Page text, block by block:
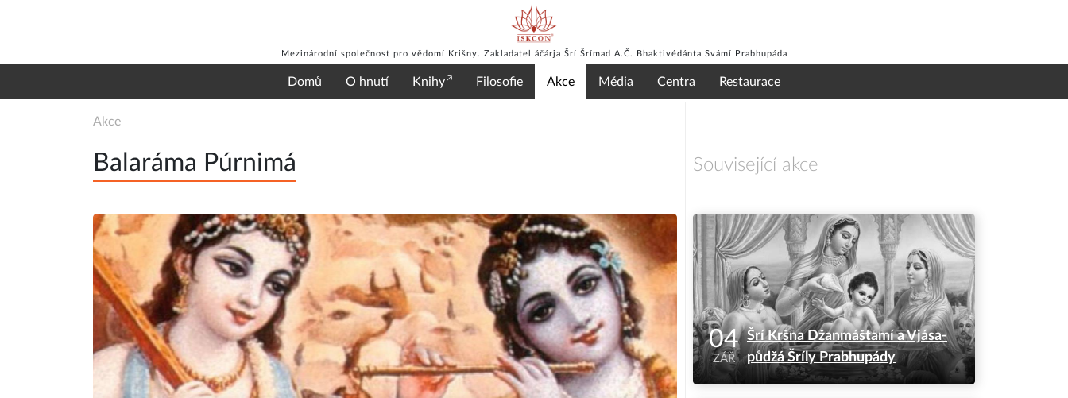
Mezinárodní společnost pro vědomí Krišny. Zakladatel áčárja Šrí Šrímad A.Č. Bhaktivédánta Svámí Prabhupáda
Domů O hnutí Knihy Filosofie Akce Média Centra Restaurace
Akce
Balaráma Púrnimá Související akce
04
ZÁŘ
Šrí Kršna Džanmáštamí a Vjása-
půdžá Šríly Prabhupády